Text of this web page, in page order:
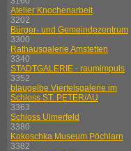
Atelier Knochenarbeit
3202
Bürger- und Gemeindezentrum
3300
Rathausgalerie Amstetten
3340
STADTGALERIE - raumimpuls
3352
blaugelbe Viertelsgalerie im
Schloss ST. PETER/AU
3363
Schloss Ulmerfeld
3380
Kokoschka Museum Pöchlarn
3382